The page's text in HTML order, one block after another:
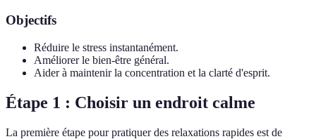
Objectifs
Réduire le stress instantanément.
Améliorer le bien-être général.
Aider à maintenir la concentration et la clarté d'esprit.
Étape 1 : Choisir un endroit calme
La première étape pour pratiquer des relaxations rapides est de